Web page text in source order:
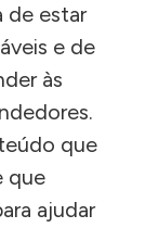
de estar
e de
às
que
que
ajudar